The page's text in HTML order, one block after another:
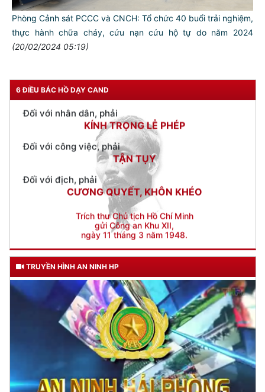
Phòng Cảnh sát PCCC và CNCH: Tổ chức 40 buổi trải nghiệm,
thực hành chữa cháy, cứu nạn cứu hộ tự do năm 2024
(20/02/2024 05:19)
6 ĐIỀU BÁC HỒ DẠY CAND
Đối với đồng sự, phải
THÂN ÁI GIÚP ĐỠ
Đối với chính phủ, phải
TUYỆT ĐỐI TRUNG THÀNH
KÍNH TRỌNG LỄ PHÉP
Đối với công việc, phải
TẬN TỤY
Đối với địch, phải
CƯƠNG QUYẾT, KHÔN KHÉO
Trích thư Chủ tịch Hồ Chí Minh
gửi Công an Khu XII,
ngày 11 tháng 3 năm 1948.
TRUYỀN HÌNH AN NINH HP